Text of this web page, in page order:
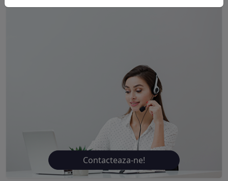
Contacteaza-ne!